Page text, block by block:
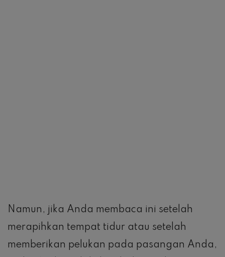
Namun, jika Anda membaca ini setelah
merapihkan tempat tidur atau setelah
memberikan pelukan pada pasangan Anda,